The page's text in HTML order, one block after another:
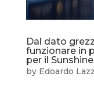
Dal dato
funzionare in
per il
by Edoardo